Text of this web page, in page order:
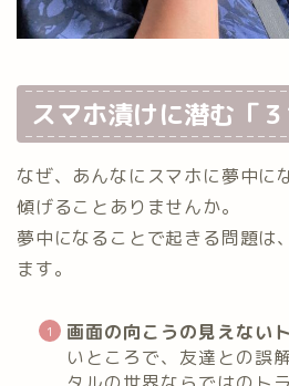
スマホ漬けに潜む「
なぜ、あんなにスマホに夢中に
傾げることありませんか。
夢中になることで起きる問題は
ます。
画面の向こうの見えない
いところで、友達との誤